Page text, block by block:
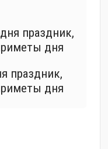
праздник,
дня
праздник,
дня